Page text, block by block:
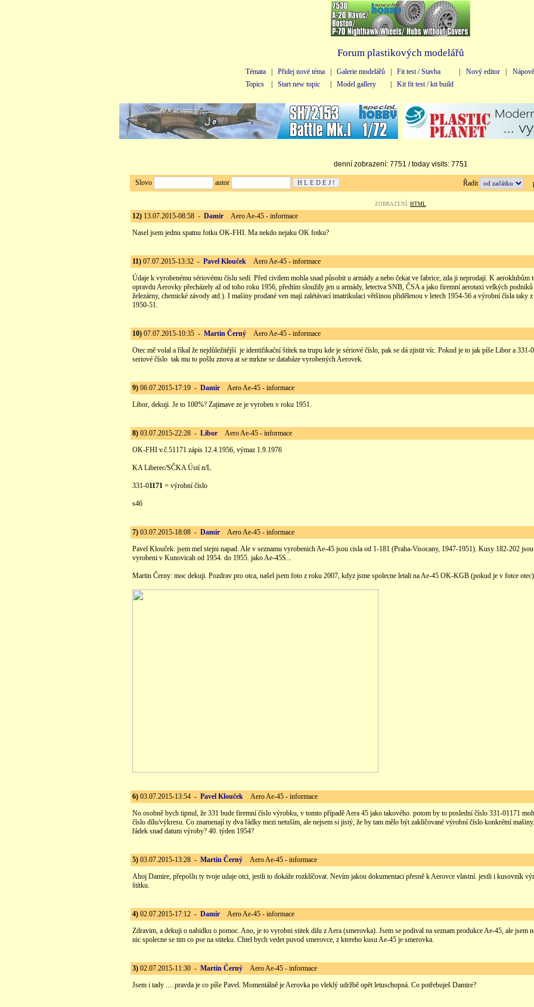
Forum plastikových modelářů
Témata Přidej nové téma Galerie modelářů Fit test / Stavba Nový editor
Topics
Start new topic Model gallery Kit fit test / kit build
denní zobrazení: 7751 / today visits: 7751
Slovo autor Řadit
ZOBRAZENÍ: HTML
12) 13.07.2015-08:58 - Damir Aero Ae-45 - informace
Nasel jsem jednu spatnu fotku OK-FHI. Ma nekdo nejaku OK fotku?
11) 07.07.2015-13:32 - Pavel Klouček Aero Ae-45 - informace
Údaje k vyrobenému sériovému číslu sedí. Před civilem mohla snad působit u armády a nebo čekat ve fabrice, zda ji neprodají. K aeroklubům
opravdu Aerovky přecházely až od toho roku 1956, předtím sloužily jen u armády, letectva SNB, ČSA a jako firemní aerotaxi velkých
železárny, chemické závody atd.). I mašiny prodané ven mají zalétávací imatrikulaci většinou přidělenou v letech 1954-56 a výrobní čísla taky
1950-51.
10) 07.07.2015-10:35 - Martin Černý Aero Ae-45 - informace
Otec mě volal a říkal že nejdůležitější je identifikační štítek na trupu kde je sériové číslo, pak se dá zjistit víc. Pokud je to jak píše Libor a 331-
seriové číslo tak mu to pošlu znova at se mrkne se databáze vyrobených Aerovek.
9) 06.07.2015-17:19 - Damir Aero Ae-45 - informace
Libor, dekuji. Je to 100%? Zajimave ze je vyroben v roku 1951.
8) 03.07.2015-22:28 - Libor Aero Ae-45 - informace
OK-FHI v.č.51171 zápis 12.4.1956, výmaz 1.9.1976
KA Liberec/SČKA Ústí n/L
331-01171 = výrobní číslo
s46
7) 03.07.2015-18:08 - Damir Aero Ae-45 - informace
Pavel Klouček: jsem mel stejni napad. Ale v seznamu vyrobenich Ae-45 jsou cisla od 1-181 (Praha-Visocany, 1947-1951). Kusy 182-202 jsou
vyrobeni v Kunovicah od 1954. do 1955. jako Ae-45S...
Martin Černy: moc dekuji. Pozdrav pro otca, našel jsem foto z roku 2007, kdyz jsme spolecne letali na Ae-45 OK-KGB (pokud je v fotce
6) 03.07.2015-13:54 - Pavel Klouček Aero Ae-45 - informace
No osobně bych tipnul, že 331 bude firemní číslo výrobku, v tomto případě Aera 45 jako takového. potom by to poslední číslo 331-01171
číslo dílu/výkresu. Co znamenají ty dva řádky mezi netuším, ale nejsem si jistý, že by tam mělo být zaklíčované výrobní číslo konkrétní
řádek snad datum výroby? 40. týden 1954?
5) 03.07.2015-13:28 - Martin Černý Aero Ae-45 - informace
Ahoj Damire, přepošlu ty tvoje udaje otci, jestli to dokáže rozklíčovat. Nevím jakou dokumentaci přesně k Aerovce vlastní. jestli i kusovník
štítku.
4) 02.07.2015-17:12 - Damir Aero Ae-45 - informace
Zdravim, a dekuji o nabidku o pomoc. Ano, je to vyrobni stitek dilu z Aera (smerovka). Jsem se podival na seznam produkce Ae-45, ale jsem
nic spolecne se tim co pse na stiteku. Chtel bych vedet puvod smerovce, z ktereho kusu Ae-45 je smerovka.
3) 02.07.2015-11:30 - Martin Černý Aero Ae-45 - informace
Jsem i tady .....pravda je co píše Pavel. Momentálně je Aerovka po vleklý udržbě opět letuschopná. Co potřebuješ Damire?